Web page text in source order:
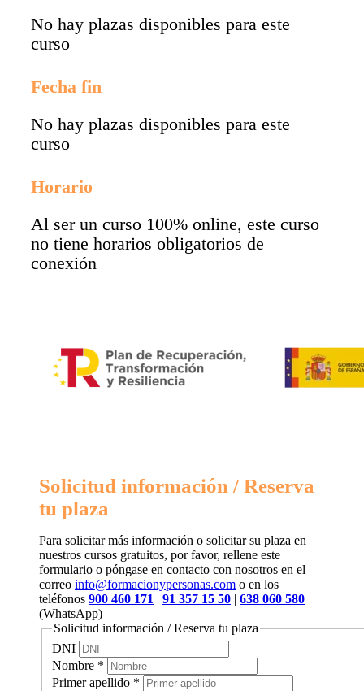
No hay plazas disponibles para este
curso
Fecha fin
No hay plazas disponibles para este
curso
Horario
Al ser un curso 100% online, este curso
no tiene horarios obligatorios de
conexión
Solicitud información / Reserva
tu plaza
Para solicitar más información o solicitar su plaza en
nuestros cursos gratuitos, por favor, rellene este
formulario o póngase en contacto con nosotros en el
correo info@formacionypersonas.com o en los
teléfonos 900 460 171 | 91 357 15 50 | 638 060 580
(WhatsApp)
Solicitud información / Reserva tu plaza
DNI
Nombre *
Primer apellido *